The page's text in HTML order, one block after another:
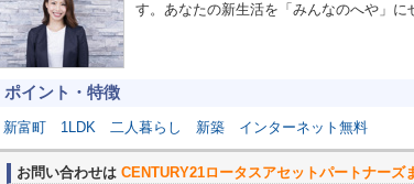
す。あなたの新生活を「みんなのへや」に
ポイント・特徴
新富町 1LDK 二人暮らし 新築 インターネット無料
お問い合わせは CENTURY21ロータスアセットパートナーズ